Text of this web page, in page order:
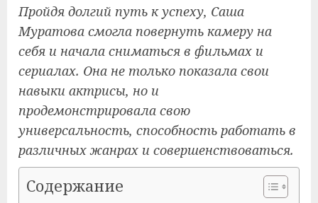
Пройдя долгий путь к успеху, Саша
Муратова смогла повернуть камеру на
себя и начала сниматься в фильмах и
сериалах. Она не только показала свои
навыки актрисы, но и
продемонстрировала свою
универсальность, способность работать в
различных жанрах и совершенствоваться.
Содержание